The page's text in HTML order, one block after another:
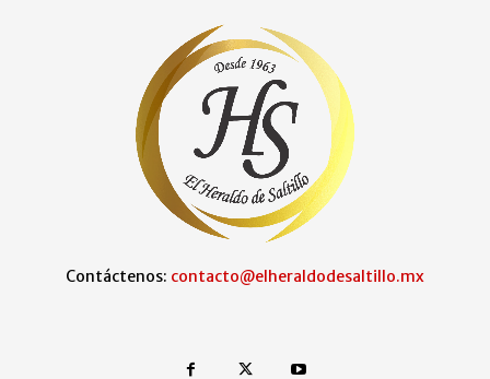
Contáctenos: contacto@elheraldodesaltillo.mx